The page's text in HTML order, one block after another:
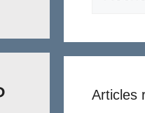
Articles